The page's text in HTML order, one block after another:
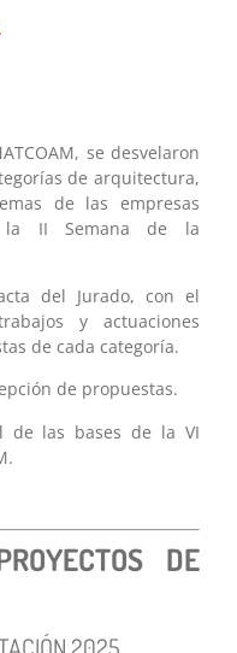
se desvelaron
de arquitectura,
de las empresas
la II Semana de la
del Jurado, con el
y actuaciones
de cada categoría.
de propuestas.
de las bases de la VI
DE